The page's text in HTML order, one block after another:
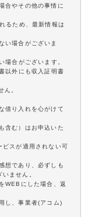
合やその他の事情に
るため、最新情報は
い場合がございま
合がございます。
以外にも収入証明書
ん。
借り入れを心がけて
含む）はお申込いた
スが適用されない可
想であり、必ずしも
ません。
WEBにした場合、返
し、事業者(アコム)